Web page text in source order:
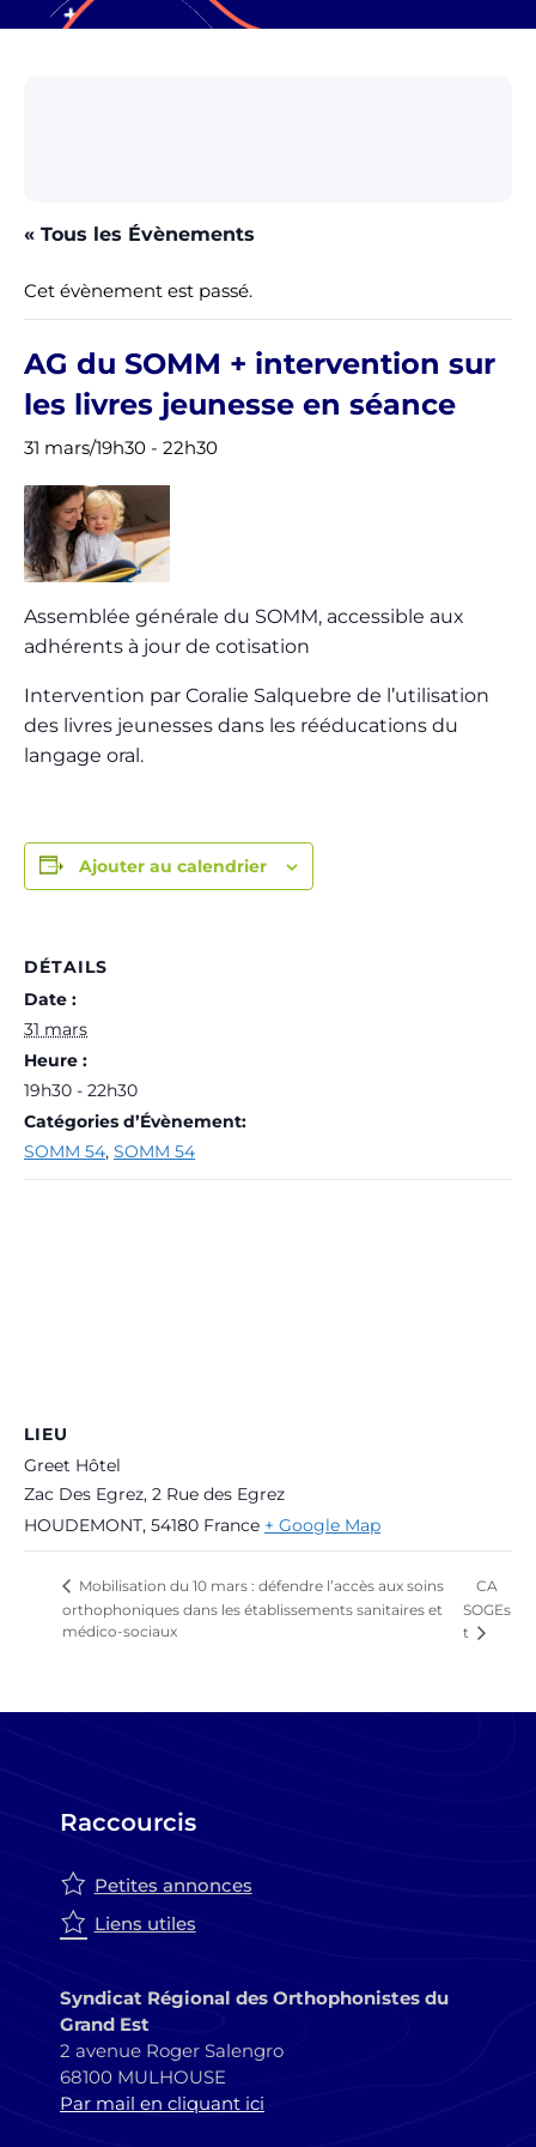
« Tous les Évènements
Cet évènement est passé.
AG du SOMM + intervention sur
les livres jeunesse en séance
31 mars/19h30 - 22h30
Assemblée générale du SOMM, accessible aux
adhérents à jour de cotisation
Intervention par Coralie Salquebre de l’utilisation
des livres jeunesses dans les rééducations du
langage oral.
Ajouter au calendrier
DÉTAILS
Date :
31 mars
Heure :
19h30 - 22h30
Catégories d’Évènement:
SOMM 54, SOMM 54
LIEU
Greet Hôtel
Zac Des Egrez, 2 Rue des Egrez
HOUDEMONT, 54180 France + Google Map
Mobilisation du 10 mars : défendre l’accès aux soins
orthophoniques dans les établissements sanitaires et
médico-sociaux
CA
SOGEs
t
Raccourcis
Petites annonces
Liens utiles
Syndicat Régional des Orthophonistes du
Grand Est
2 avenue Roger Salengro
68100 MULHOUSE
Par mail en cliquant ici